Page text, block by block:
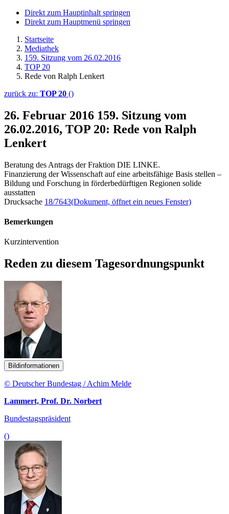
Direkt zum Hauptinhalt springen
Direkt zum Hauptmenü springen
Startseite
Mediathek
159. Sitzung vom 26.02.2016
TOP 20
Rede von Ralph Lenkert
zurück zu: TOP 20 ()
26. Februar 2016 159. Sitzung vom
26.02.2016, TOP 20: Rede von Ralph
Lenkert
Beratung des Antrags der Fraktion DIE LINKE.
Finanzierung der Wissenschaft auf eine arbeitsfähige Basis stellen –
Bildung und Forschung in förderbedürftigen Regionen solide
ausstatten
Drucksache 18/7643(Dokument, öffnet ein neues Fenster)
Bemerkungen
Kurzintervention
Reden zu diesem Tagesordnungspunkt
Bildinformationen
© Deutscher Bundestag / Achim Melde
Lammert, Prof. Dr. Norbert
Bundestagspräsident
()